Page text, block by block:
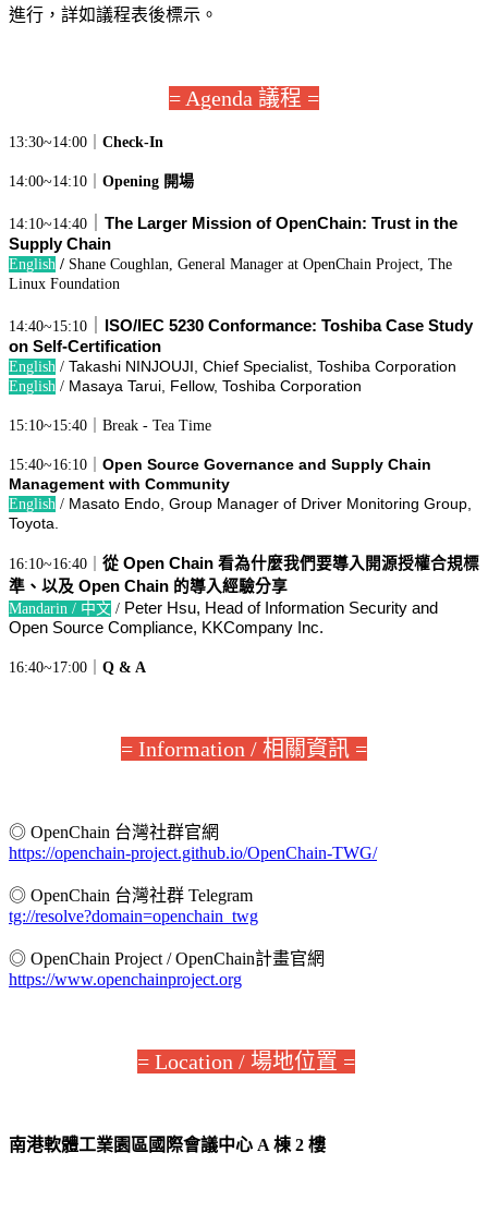
進行，詳如議程表後標示。
= Agenda 議程 =
13:30~14:00｜ Check-In
14:00~14:10｜ Opening 開場
14:10~14:40
The Larger Mission of OpenChain: Trust in the
Supply Chain
English / Shane Coughlan, General Manager at OpenChain Project, The
Linux Foundation
14:40~15:10
ISO/IEC 5230 Conformance: Toshiba Case Study
on Self-Certification
English / Takashi NINJOUJI, Chief Specialist, Toshiba Corporation
English / Masaya Tarui, Fellow, Toshiba Corporation
15:10~15:40｜Break - Tea Time
15:40~16:10｜ Open Source Governance and Supply Chain
Management with Community
English / Masato Endo, Group Manager of Driver Monitoring Group,
Toyota.
16:10~16:40｜ 從 Open Chain 看為什麼我們要導入開源授權合規標
準、以及 Open Chain 的導入經驗分享
Mandarin / 中文 / Peter Hsu, Head of Information Security and
Open Source Compliance, KKCompany Inc.
16:40~17:00｜ Q & A
= Information / 相關資訊 =
◎ OpenChain 台灣社群官網
https://openchain-project.github.io/OpenChain-TWG/
◎ OpenChain 台灣社群 Telegram
tg://resolve?domain=openchain_twg
◎ OpenChain Project / OpenChain計畫官網
https://www.openchainproject.org
= Location / 場地位置 =
南港軟體工業園區國際會議中心 A 棟 2 樓